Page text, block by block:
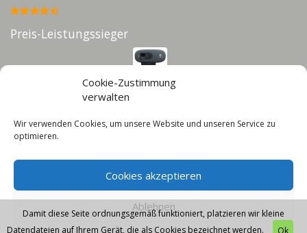
Cookie-Zustimmung
verwalten
Wir verwenden Cookies, um unsere Website und unseren Service zu
optimieren.
Cookies akzeptieren
Ablehnen
Preis-Leistungssieger
Infos
Cookie-Richtlinie (EU)
Damit diese Seite ordnungsgemäß funktioniert, platzieren wir kleine
Datendateien auf Ihrem Gerät, die als Cookies bezeichnet werden.
Ok